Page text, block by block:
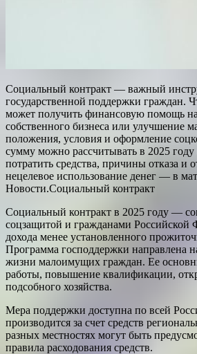
Социальный контракт — важный
государственной поддержки граждан.
может получить финансовую помощь
собственного бизнеса или улучшение
положения, условия и оформление
сумму можно рассчитывать в 2025
потратить средства, причины отказа и
нецелевое использование денег — в
Новости.Социальный контракт
Социальный контракт в 2025 году —
соцзащитой и гражданами Российской
дохода менее установленного
Программа господдержки направлена
жизни малоимущих граждан. Ее
работы, повышение квалификации,
подсобного хозяйства.
Мера поддержки доступна по всей
производится за счет средств
разных местностях могут быть
правила расходования средств.